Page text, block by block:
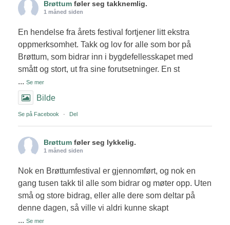
Brøttum føler seg takknemlig.
1 måned siden
En hendelse fra årets festival fortjener litt ekstra
oppmerksomhet. Takk og lov for alle som bor på
Brøttum, som bidrar inn i bygdefellesskapet med
smått og stort, ut fra sine forutsetninger. En st
... Se mer
Bilde
Se på Facebook · Del
Brøttum føler seg lykkelig.
1 måned siden
Nok en Brøttumfestival er gjennomført, og nok en
gang tusen takk til alle som bidrar og møter opp. Uten
små og store bidrag, eller alle dere som deltar på
denne dagen, så ville vi aldri kunne skapt
... Se mer